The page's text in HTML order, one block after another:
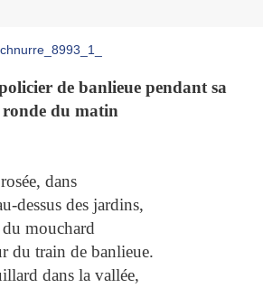
de banlieue pendant sa
ronde du matin
dans
dessus des jardins,
du mouchard
du train de banlieue.
dans la vallée,